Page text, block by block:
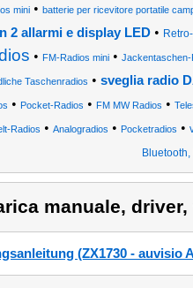
mini• batterie per ricevitore portatile
2 allarmi e display LED•
• FM-Radios mini• Jackentaschen-
Taschenradios • sveglia radio
• Pocket-Radios • FM MW Radios •
Radios • Analogradios • Pocketradios •
manuale, driver,
(ZX1730 - auvisio